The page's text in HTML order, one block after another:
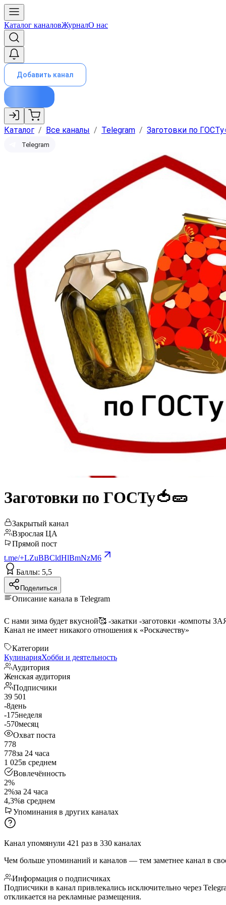
Каталог каналовЖурналО нас
Добавить канал
Каталог / Все каналы / Telegram / Заготовки по
Telegram
Заготовки по ГOCTy🍅🥒
Закрытый канал
Взрослая ЦА
Прямой пост
t.me/+LZuBBCldHlBmNzM6
Баллы: 5,5
Поделиться
Описание канала в Telegram
Канал не имеет никакого отношения к «Роскачеству»
Категории
КулинарияХобби и деятельность
Аудитория
Женская аудитория
Подписчики
39 501
-8день
-175неделя
-570месяц
Охват поста
778
778за 24 часа
1 025в среднем
Вовлечённость
2%
2%за 24 часа
4,3%в среднем
Упоминания в других каналах
Канал упомянули 421 раз в 330 каналах
Чем больше упоминаний и каналов — тем заметнее канал в
Информация о подписчиках
Подписчики в канал привлекались исключительно через
откликается на рекламные размещения.